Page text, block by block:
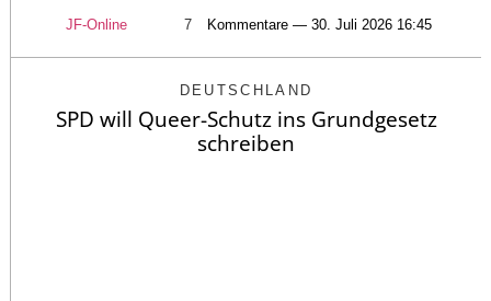
JF-Online 7 Kommentare — 30. Juli 2026 16:45
DEUTSCHLAND
SPD will Queer-Schutz ins Grundgesetz
schreiben